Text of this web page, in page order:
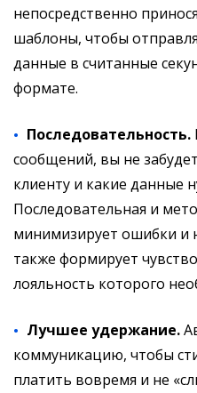
непосредственно
шаблоны, чтобы
данные в считанные
формате.
Последовательность.
сообщений, вы не
клиенту и какие данные
Последовательная и
минимизирует ошибки и
также формирует
лояльность которого
Лучшее удержание.
коммуникацию, чтобы
платить вовремя и не